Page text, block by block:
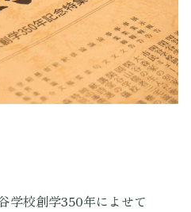
創学350年によせて